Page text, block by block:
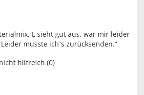
L sieht gut aus, war mir leider
musste ich`s zurücksenden.”
nicht hilfreich (0)